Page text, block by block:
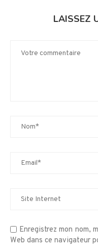
LAISSEZ
Enregistrez mon nom,
Web dans ce navigateur